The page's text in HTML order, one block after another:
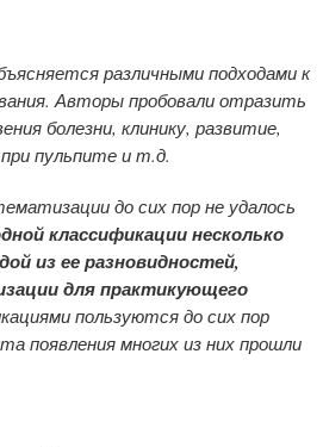
различными подходами к
Авторы пробовали отразить
болезни, клинику, развитие,
пульпите и т.д.
до сих пор не удалось
классификации несколько
из ее разновидностей,
для практикующего
пользуются до сих пор
появления многих из них прошли